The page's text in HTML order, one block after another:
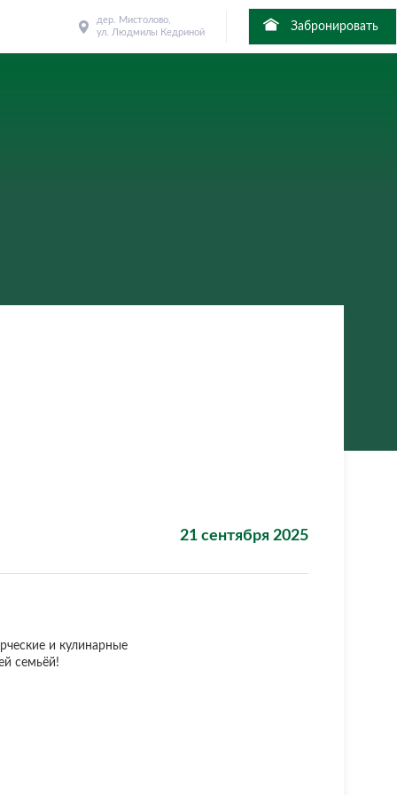
дер. Мистолово,
ул. Людмилы Кедриной
Забронировать
21 сентября 2025
и кулинарные
семьёй!